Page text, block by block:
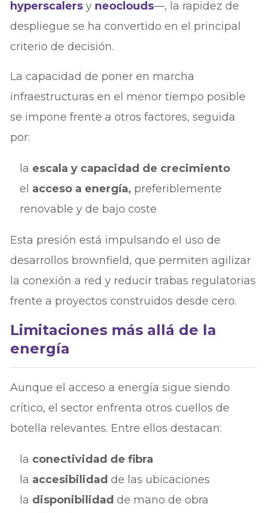
hyperscalers y neoclouds—, la rapidez de
despliegue se ha convertido en el principal
criterio de decisión.
La capacidad de poner en marcha
infraestructuras en el menor tiempo posible
se impone frente a otros factores, seguida
por:
la escala y capacidad de crecimiento
el acceso a energía, preferiblemente
renovable y de bajo coste
Esta presión está impulsando el uso de
desarrollos brownfield, que permiten agilizar
la conexión a red y reducir trabas regulatorias
frente a proyectos construidos desde cero.
Limitaciones más allá de la
energía
Aunque el acceso a energía sigue siendo
crítico, el sector enfrenta otros cuellos de
botella relevantes. Entre ellos destacan:
la conectividad de fibra
la accesibilidadde las ubicaciones
la disponibilidad de mano de obra